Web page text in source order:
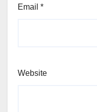
Email *
Website